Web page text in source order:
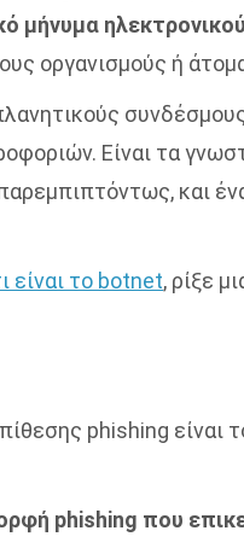
μήνυμα
οργανισμούς ή
Είναι τα
και
είναι το botnet, ρίξε
phishing είναι
phishing που